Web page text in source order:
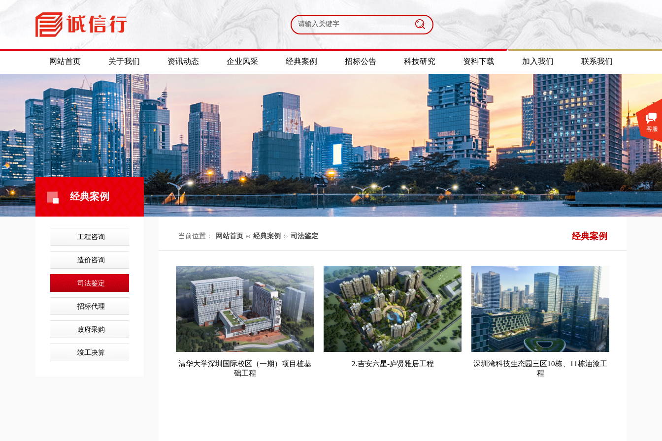
工程咨询
造价咨询
司法鉴定
招标代理
政府采购
竣工决算
经典案例
当前位置： 网站首页 ⊙ 经典案例 ⊙ 司法鉴定 经典案例
清华大学深圳国际校区（一期）项目桩基
础工程
2.吉安六星-庐贤雅居工程
深圳湾科技生态园三区10栋、11栋油漆工
程
网站首页 关于我们 资讯动态 企业风采 经典案例 招标公告 科技研究 资料下载 加入我们 联系我们
搜索
客服